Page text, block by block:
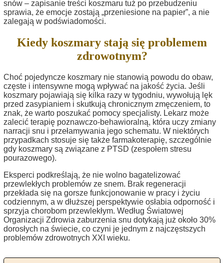
snów – zapisanie treści koszmaru tuż po przebudzeniu
sprawia, że emocje zostają „przeniesione na papier”, a nie
zalegają w podświadomości.
Kiedy koszmary stają się problemem
zdrowotnym?
Choć pojedyncze koszmary nie stanowią powodu do obaw,
częste i intensywne mogą wpływać na jakość życia. Jeśli
koszmary pojawiają się kilka razy w tygodniu, wywołują lęk
przed zasypianiem i skutkują chronicznym zmęczeniem, to
znak, że warto poszukać pomocy specjalisty. Lekarz może
zalecić terapię poznawczo-behawioralną, która uczy zmiany
narracji snu i przełamywania jego schematu. W niektórych
przypadkach stosuje się także farmakoterapię, szczególnie
gdy koszmary są związane z PTSD (zespołem stresu
pourazowego).
Eksperci podkreślają, że nie wolno bagatelizować
przewlekłych problemów ze snem. Brak regeneracji
przekłada się na gorsze funkcjonowanie w pracy i życiu
codziennym, a w dłuższej perspektywie osłabia odporność i
sprzyja chorobom przewlekłym. Według Światowej
Organizacji Zdrowia zaburzenia snu dotykają już około 30%
dorosłych na świecie, co czyni je jednym z najczęstszych
problemów zdrowotnych XXI wieku.